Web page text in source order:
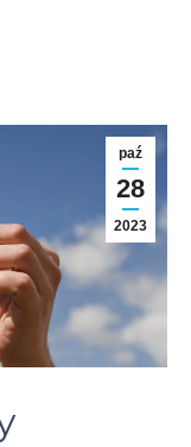
paź
28
2023